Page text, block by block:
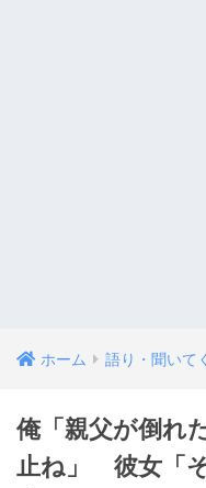
ホーム 語り・聞いて
俺「親父が倒れ
止ね」 彼女「